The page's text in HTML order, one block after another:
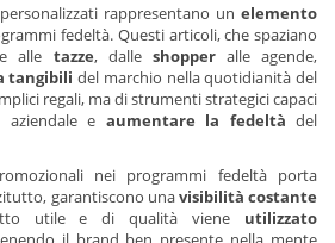
rappresentano un elemento
fedeltà. Questi articoli, che spaziano
alle tazze, dalle shopperalle agende,
tangibili del marchio nella quotidianità del
regali, ma di strumenti strategici capaci
aziendale e aumentare la fedeltà del
nei programmi fedeltà porta
garantiscono unavisibilità costante
utile e di qualità viene utilizzato